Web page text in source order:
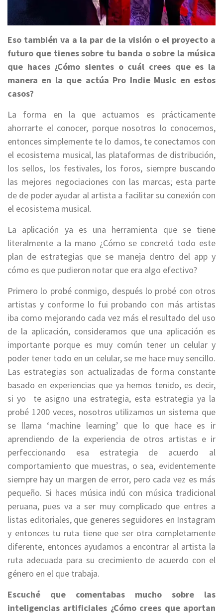
Eso también va a la par de la visión o el proyecto a
futuro que tienes sobre tu banda o sobre la música
que haces ¿Cómo sientes o cuál crees que es la
manera en la que actúa Pro Indie Music en estos
casos?
La forma en la que actuamos es prácticamente
ahorrarte el conocer, porque nosotros lo conocemos,
entonces simplemente te lo damos, te conectamos con
el ecosistema musical, las plataformas de distribución,
los sellos, los festivales, los foros, siempre buscando
las mejores negociaciones con las marcas; esta parte
de de poder ayudar al artista a facilitar su conexión con
el ecosistema musical.
La aplicación ya es una herramienta que se tiene
literalmente a la mano ¿Cómo se concretó todo este
plan de estrategias que se maneja dentro del app y
cómo es que pudieron notar que era algo efectivo?
Primero lo probé conmigo, después lo probé con otros
artistas y conforme lo fui probando con más artistas
iba como mejorando cada vez más el resultado del uso
de la aplicación, consideramos que una aplicación es
importante porque es muy común tener un celular y
poder tener todo en un celular, se me hace muy sencillo.
Las estrategias son actualizadas de forma constante
basado en experiencias que ya hemos tenido, es decir,
si yo te asigno una estrategia, esta estrategia ya la
probé 1200 veces, nosotros utilizamos un sistema que
se llama ‘machine learning’ que lo que hace es ir
aprendiendo de la experiencia de otros artistas e ir
perfeccionando esa estrategia de acuerdo al
comportamiento que muestras, o sea, evidentemente
siempre hay un margen de error, pero cada vez es más
pequeño. Si haces música indú con música tradicional
peruana, pues va a ser muy complicado que entres a
listas editoriales, que generes seguidores en Instagram
y entonces tu ruta tiene que ser otra completamente
diferente, entonces ayudamos a encontrar al artista la
ruta adecuada para su crecimiento de acuerdo con el
género en el que trabaja.
Escuché que comentabas mucho sobre las
inteligencias artificiales ¿Cómo crees que aportan